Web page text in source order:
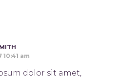
10:41 am
dolor sit amet,